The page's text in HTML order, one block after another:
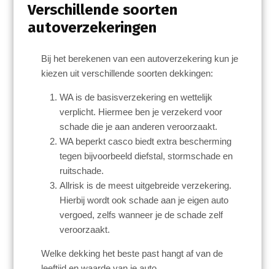
Verschillende soorten
autoverzekeringen
Bij het berekenen van een autoverzekering kun je
kiezen uit verschillende soorten dekkingen:
WA is de basisverzekering en wettelijk
verplicht. Hiermee ben je verzekerd voor
schade die je aan anderen veroorzaakt.
WA beperkt casco biedt extra bescherming
tegen bijvoorbeeld diefstal, stormschade en
ruitschade.
Allrisk is de meest uitgebreide verzekering.
Hierbij wordt ook schade aan je eigen auto
vergoed, zelfs wanneer je de schade zelf
veroorzaakt.
Welke dekking het beste past hangt af van de